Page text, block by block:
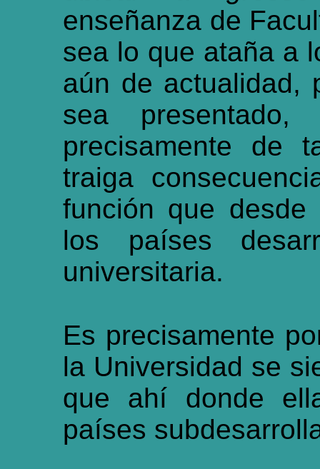
enseñanza de
sea lo que ataña a
aún de actualidad,
sea presentado,
precisamente de
traiga
función que
los países
universitaria.
Es precisamente
la Universidad se
que ahí donde
países